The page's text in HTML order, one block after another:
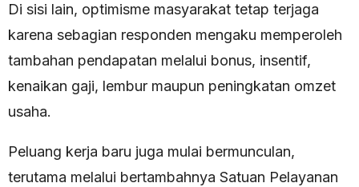
Di sisi lain, optimisme masyarakat tetap terjaga
karena sebagian responden mengaku memperoleh
tambahan pendapatan melalui bonus, insentif,
kenaikan gaji, lembur maupun peningkatan omzet
usaha.
Peluang kerja baru juga mulai bermunculan,
terutama melalui bertambahnya Satuan Pelayanan